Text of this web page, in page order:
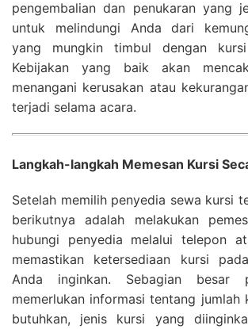
pengembalian dan penukaran yang
untuk melindungi Anda dari
yang mungkin timbul dengan
Kebijakan yang baik akan
menangani kerusakan atau
terjadi selama acara.
Langkah-langkah Memesan Kursi
Setelah memilih penyedia sewa kursi
berikutnya adalah melakukan
hubungi penyedia melalui telepon
memastikan ketersediaan kursi
Anda inginkan. Sebagian besar
memerlukan informasi tentang jumlah
butuhkan, jenis kursi yang